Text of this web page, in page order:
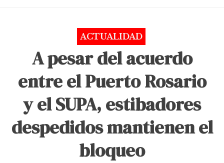
ACTUALIDAD
A pesar del acuerdo
entre el Puerto Rosario
y el SUPA, estibadores
despedidos mantienen el
bloqueo